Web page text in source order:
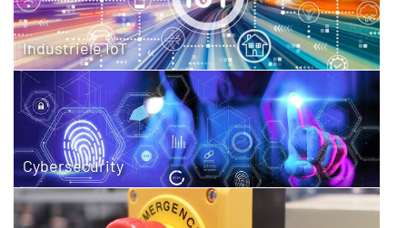
Industriële IoT
Cybersecurity